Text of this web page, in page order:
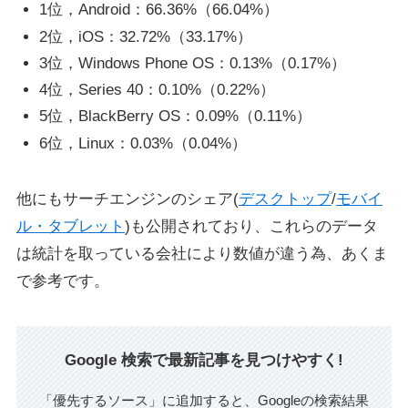
1位，Android：66.36%（66.04%）
2位，iOS：32.72%（33.17%）
3位，Windows Phone OS：0.13%（0.17%）
4位，Series 40：0.10%（0.22%）
5位，BlackBerry OS：0.09%（0.11%）
6位，Linux：0.03%（0.04%）
他にもサーチエンジンのシェア(デスクトップ/モバイ
ル・タブレット )も公開されており、これらのデータ
は統計を取っている会社により数値が違う為、あくま
で参考です。
Google 検索で最新記事を見つけやすく!
「優先するソース」に追加すると、Googleの検索結果